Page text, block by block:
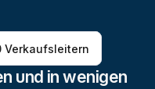
Verkaufsleitern
und in wenigen